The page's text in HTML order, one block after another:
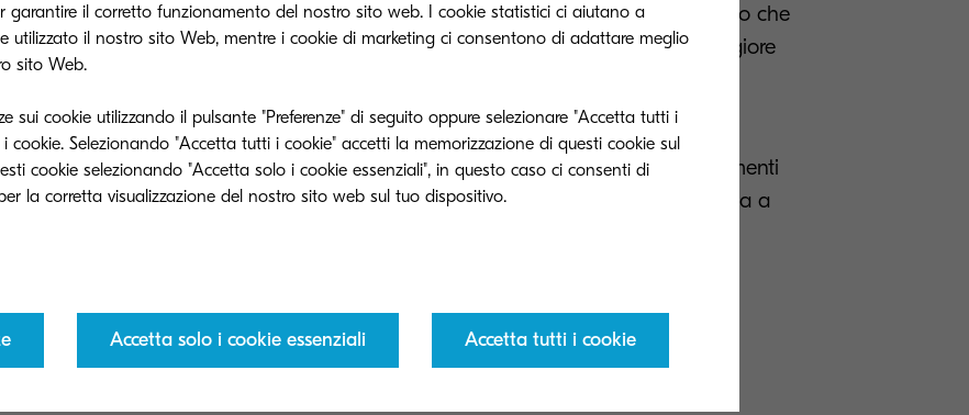
fatture e contratti, a una posizione designata, in modo che
possano consultarli in qualsiasi momento e con maggiore
Scopri di più su questo sistema di acquisizione documenti
basato su cloud e su come può aiutare la tua azienda a
garantire il corretto funzionamento del nostro sito web. I cookie statistici ci aiutano a
utilizzato il nostro sito Web, mentre i cookie di marketing ci consentono di adattare meglio
sito Web.
sui cookie utilizzando il pulsante "Preferenze" di seguito oppure selezionare "Accetta tutti i
cookie. Selezionando "Accetta tutti i cookie" accetti la memorizzazione di questi cookie sul
cookie selezionando "Accetta solo i cookie essenziali", in questo caso ci consenti di
inserire solo i cookie necessari per la corretta visualizzazione del nostro sito web sul tuo dispositivo.
Accetta solo i cookie essenziali Accetta tutti i cookie